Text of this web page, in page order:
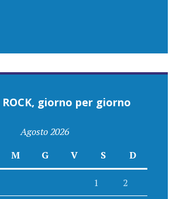
giorno per giorno
Agosto 2026
M G V S D
1 2